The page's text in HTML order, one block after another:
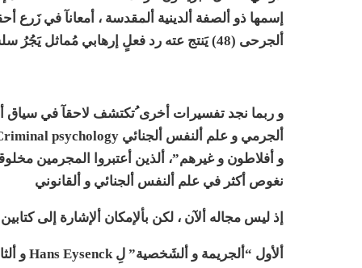
ألجرحى (48) يَنتج عته رد فعلٍ إرهابي مُماثل يَجُرُ سلسلة من ألدموع و ألدماء لا تنتهي إلى أبَد ألآبدين ..
و ربما نجد تفسيرات أخرى ُتكتشف لاحقآ في سياق
و أفلاطون و غيرهم”، ألذين أعتبروا المجرمين
نغوص أكثر في علم ألنفس ألجنائي و ألقانوني
إذ ليس مجاله ألآن ، لكن بألإمكان ألإشارة إلى
ألأول “ألجريمة و ألشَخصية” لِ Hans Eysenck و ألثاني لِ Hans Toch “علم النفس الجنائي والقانوني” ..